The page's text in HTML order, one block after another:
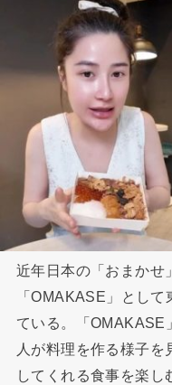
近年日本の「おまかせ
「OMAKASE」とし
ている。「OMAKASE
人が料理を作る様子
してくれる食事を楽し